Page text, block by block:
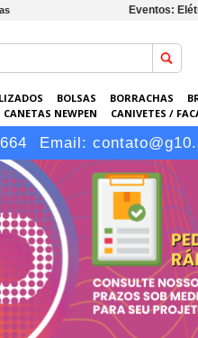
Eventos:
BOLSAS BORRACHAS
CANETAS NEWPEN CANIVETES /
EVENTOS GARRAFAS
LÁPIS
Email: